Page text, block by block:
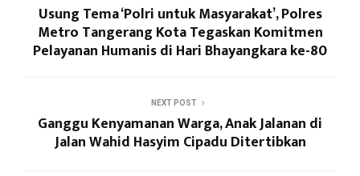
Usung Tema ‘Polri untuk Masyarakat’, Polres
Metro Tangerang Kota Tegaskan Komitmen
Pelayanan Humanis di Hari Bhayangkara ke-80
NEXT POST
Ganggu Kenyamanan Warga, Anak Jalanan di
Jalan Wahid Hasyim Cipadu Ditertibkan